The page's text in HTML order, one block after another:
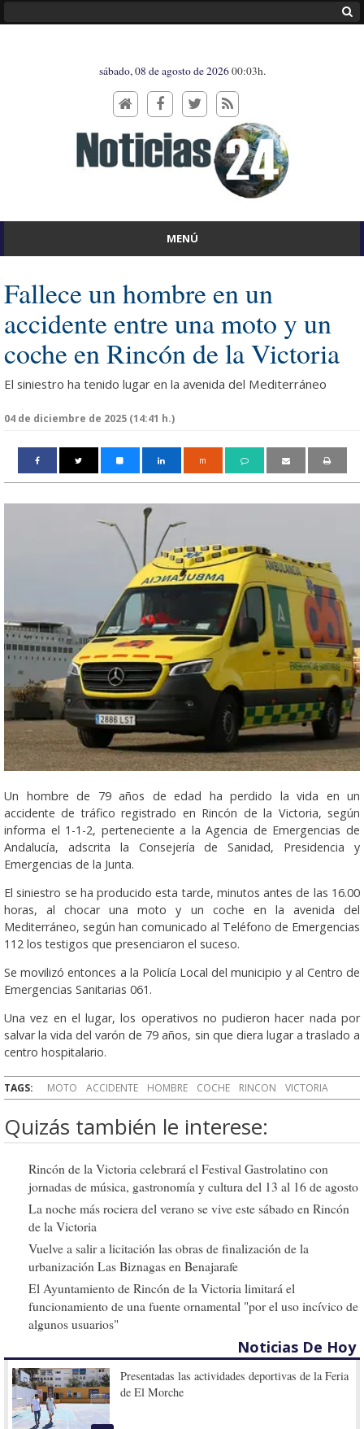
sábado, 08 de agosto de 202600:03h.
MENÚ
Fallece un hombre en un
accidente entre una moto y un
coche en Rincón de la Victoria
El siniestro ha tenido lugar en la avenida del Mediterráneo
04 de diciembre de 2025 (14:41 h.)
m
Un hombre de 79 años de edad ha perdido la vida en un
accidente de tráfico registrado en Rincón de la Victoria, según
informa el 1-1-2, perteneciente a la Agencia de Emergencias de
Andalucía, adscrita la Consejería de Sanidad, Presidencia y
Emergencias de la Junta.
El siniestro se ha producido esta tarde, minutos antes de las 16.00
horas, al chocar una moto y un coche en la avenida del
Mediterráneo, según han comunicado al Teléfono de Emergencias
112 los testigos que presenciaron el suceso.
Se movilizó entonces a la Policía Local del municipio y al Centro de
Emergencias Sanitarias 061.
Una vez en el lugar, los operativos no pudieron hacer nada por
salvar la vida del varón de 79 años, sin que diera lugar a traslado a
centro hospitalario.
TAGS: MOTO ACCIDENTE HOMBRE COCHE RINCON VICTORIA
Quizás también le interese:
Rincón de la Victoria celebrará el Festival Gastrolatino con
jornadas de música, gastronomía y cultura del 13 al 16 de agosto
La noche más rociera del verano se vive este sábado en Rincón
de la Victoria
Vuelve a salir a licitación las obras de finalización de la
urbanización Las Biznagas en Benajarafe
El Ayuntamiento de Rincón de la Victoria limitará el
funcionamiento de una fuente ornamental "por el uso incívico de
algunos usuarios"
Noticias De Hoy
Presentadas las actividades deportivas de la Feria
de El Morche